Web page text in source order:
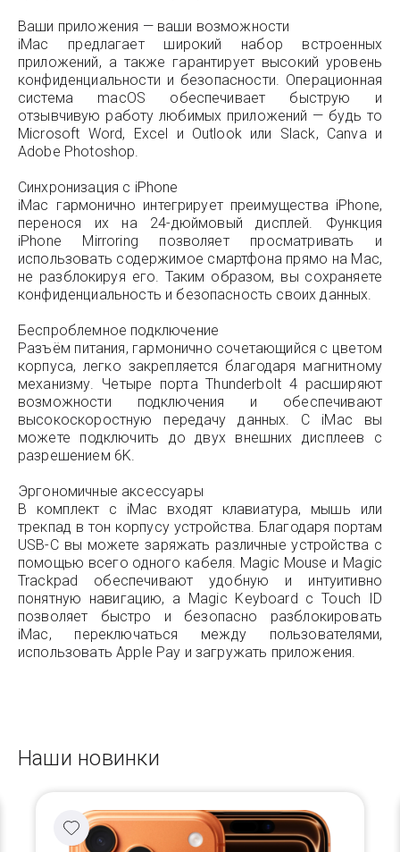
Ваши приложения — ваши возможности
iMac предлагает широкий набор встроенных
приложений, а также гарантирует высокий уровень
конфиденциальности и безопасности. Операционная
система macOS обеспечивает быструю и
отзывчивую работу любимых приложений — будь то
Microsoft Word, Excel и Outlook или Slack, Canva и
Adobe Photoshop.
Синхронизация с iPhone
iMac гармонично интегрирует преимущества iPhone,
перенося их на 24-дюймовый дисплей. Функция
iPhone Mirroring позволяет просматривать и
использовать содержимое смартфона прямо на Mac,
не разблокируя его. Таким образом, вы сохраняете
конфиденциальность и безопасность своих данных.
Беспроблемное подключение
Разъём питания, гармонично сочетающийся с цветом
корпуса, легко закрепляется благодаря магнитному
механизму. Четыре порта Thunderbolt 4 расширяют
возможности подключения и обеспечивают
высокоскоростную передачу данных. С iMac вы
можете подключить до двух внешних дисплеев с
разрешением 6K.
Эргономичные аксессуары
В комплект с iMac входят клавиатура, мышь или
трекпад в тон корпусу устройства. Благодаря портам
USB-C вы можете заряжать различные устройства с
помощью всего одного кабеля. Magic Mouse и Magic
Trackpad обеспечивают удобную и интуитивно
понятную навигацию, а Magic Keyboard с Touch ID
позволяет быстро и безопасно разблокировать
iMac, переключаться между пользователями,
использовать Apple Pay и загружать приложения.
Наши новинки